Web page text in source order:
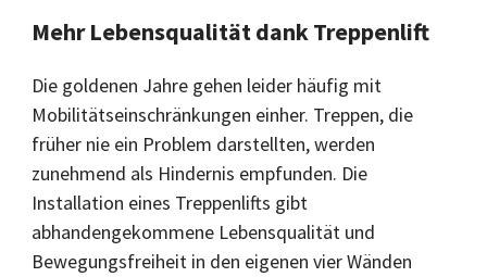
Mehr Lebensqualität dank Treppenlift
Die goldenen Jahre gehen leider häufig mit
Mobilitätseinschränkungen einher. Treppen, die
früher nie ein Problem darstellten, werden
zunehmend als Hindernis empfunden. Die
Installation eines Treppenlifts gibt
abhandengekommene Lebensqualität und
Bewegungsfreiheit in den eigenen vier Wänden